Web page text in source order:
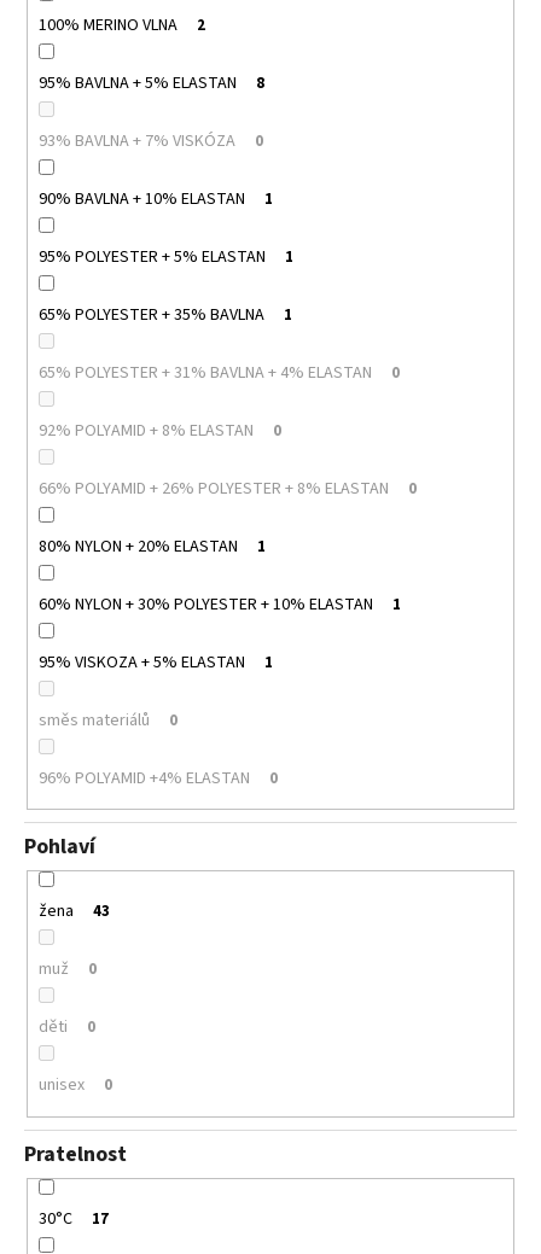
100% MERINO VLNA 2
95% BAVLNA + 5% ELASTAN 8
93% BAVLNA + 7% VISKÓZA 0
90% BAVLNA + 10% ELASTAN 1
95% POLYESTER + 5% ELASTAN 1
65% POLYESTER + 35% BAVLNA 1
65% POLYESTER + 31% BAVLNA + 4% ELASTAN 0
92% POLYAMID + 8% ELASTAN 0
66% POLYAMID + 26% POLYESTER + 8% ELASTAN 0
80% NYLON + 20% ELASTAN 1
60% NYLON + 30% POLYESTER + 10% ELASTAN 1
95% VISKOZA + 5% ELASTAN 1
směs materiálů 0
96% POLYAMID +4% ELASTAN 0
Pohlaví
žena 43
muž 0
děti 0
unisex 0
Pratelnost
30°C 17